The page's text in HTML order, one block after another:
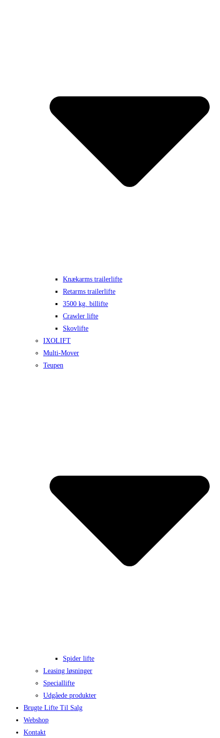
Knækarms trailerlifte
Retarms trailerlifte
3500 kg. billifte
Crawler lifte
Skovlifte
IXOLIFT
Multi-Mover
Teupen
Spider lifte
Leasing løsninger
Speciallifte
Udgåede produkter
Brugte Lifte Til Salg
Webshop
Kontakt